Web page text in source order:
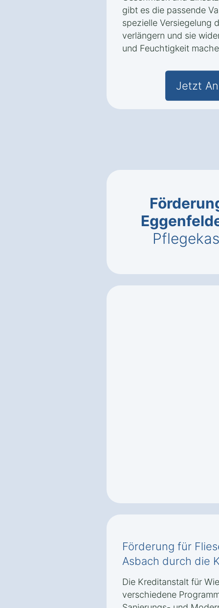
gibt es die passende
spezielle Versiegelung
verlängern und sie
und Feuchtigkeit
Jetzt
Förderung für
Asbach durch die
Die Kreditanstalt für
verschiedene